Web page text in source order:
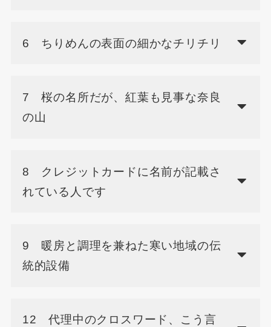
6 ちりめんの表面の細かなチリチリ
7 桜の名所だが、紅葉も見事な奈良
の山
8 クレジットカードに名前が記載さ
れている人です
9 暖房と調理を兼ねた寒い地域の伝
統的設備
12 代理中のクロスワード、こう言